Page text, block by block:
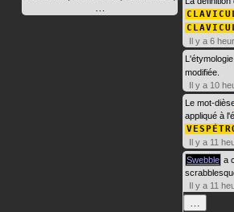
…
Il y a 6
modifiée.
Il y a 10
Le mot-
appliqué à
Il y a 11
Swebble a
Il y a 11
…